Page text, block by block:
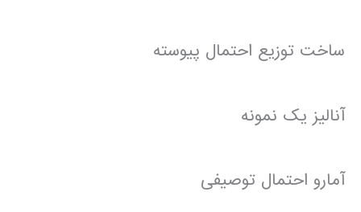
ساخت توزیع احتمال پیوسته
آنالیز یک نمونه
آمارو احتمال توصیفی